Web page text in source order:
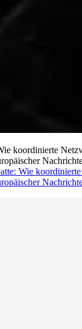
koordinierte
Wie